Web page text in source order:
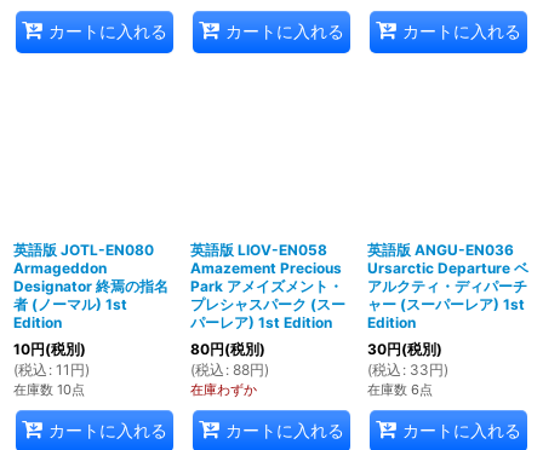
カートに入れる カートに入れる カートに入れる
英語版 JOTL-EN080
Armageddon
Designator 終焉の指名
者 (ノーマル) 1st
Edition
10円(税別)
(税込 : 11 円)
在庫数 10点
カートに入れる
英語版 LIOV-EN058
Amazement Precious
Park アメイズメント・
プレシャスパーク (スー
パーレア) 1st Edition
80円(税別)
(税込 : 88円)
在庫わずか
カートに入れる
英語版 ANGU-EN036
Ursarctic Departure ベ
アルクティ・ディパーチ
ャー (スーパーレア) 1st
Edition
30円(税別)
(税込 : 33円)
在庫数 6点
カートに入れる